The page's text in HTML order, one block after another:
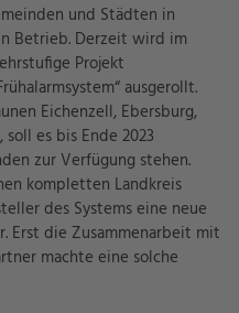
und Städten in
Betrieb. Derzeit wird im
Projekt
ausgerollt.
Eichenzell, Ebersburg,
es bis Ende 2023
zur Verfügung stehen.
kompletten Landkreis
des Systems eine neue
Erst die Zusammenarbeit mit
machte eine solche